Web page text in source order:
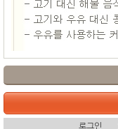
로그인